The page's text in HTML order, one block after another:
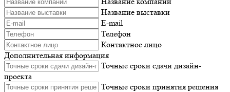
Название выставки
E-mail
Телефон
Контактное лицо
Дополнительная информация
Точные сроки сдачи дизайн-
проекта
Точные сроки принятия решения